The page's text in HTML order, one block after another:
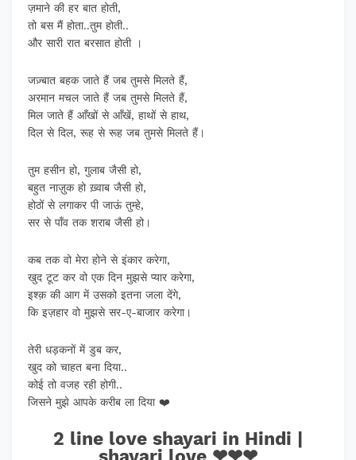
ज़माने की हर बात होती,
तो बस मैं होता..तुम होती..
और सारी रात बरसात होती ।
जज़्बात बहक जाते हैं जब तुमसे मिलते हैं,
अरमान मचल जाते हैं जब तुमसे मिलते हैं,
मिल जाते हैं आँखों से आँखें, हाथों से हाथ,
दिल से दिल, रूह से रूह जब तुमसे मिलते हैं।
तुम हसीन हो, गुलाब जैसी हो,
बहुत नाज़ुक हो ख़्वाब जैसी हो,
होठों से लगाकर पी जाऊं तुम्हे,
सर से पाँव तक शराब जैसी हो।
कब तक वो मेरा होने से इंकार करेगा,
खुद टूट कर वो एक दिन मुझसे प्यार करेगा,
इश्क़ की आग में उसको इतना जला देंगे,
कि इज़हार वो मुझसे सर-ए-बाजार करेगा।
तेरी धड़कनों में डुब कर,
खुद को चाहत बना दिया..
कोई तो वजह रही होगी..
जिसने मुझे आपके करीब ला दिया ❤️
2 line love shayari in Hindi |